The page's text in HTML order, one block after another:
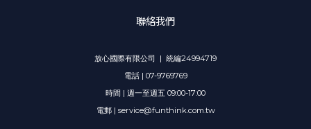
聯絡我們
放心國際有限公司 | 統編24994719
電話 | 07-9769769
時間 | 週一至週五 09:00-17:00
電郵 | service@funthink.com.tw